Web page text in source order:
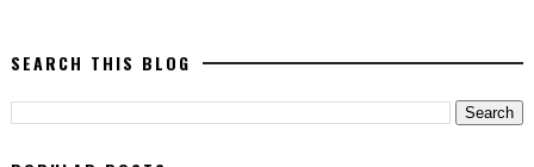
SEARCH THIS BLOG